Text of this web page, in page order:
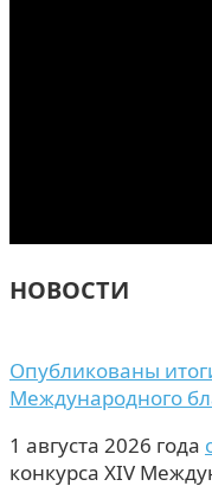
НОВОСТИ
Опубликованы
Международного
1 августа 2026 года
конкурса XIV